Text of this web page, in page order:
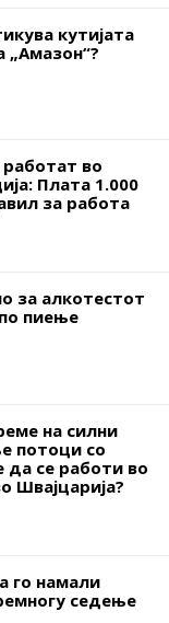
кутијата
„Амазон“?
во
Плата 1.000
за работа
за алкотестот
пиење
на силни
потоци со
да се работи во
Швајцарија?
го намали
седење